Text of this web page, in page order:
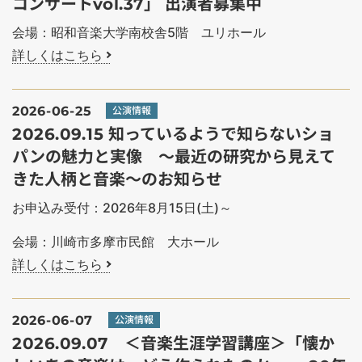
会場：昭和音楽大学南校舎5階 ユリホール
詳しくはこちら
2026-06-25 公演情報
2026.09.15 知っているようで知らないショ
パンの魅力と実像 ～最近の研究から見えて
きた人柄と音楽～のお知らせ
お申込み受付：2026年8月15日(土)～
会場：川崎市多摩市民館 大ホール
詳しくはこちら
2026-06-07 公演情報
2026.09.07 ＜音楽生涯学習講座＞「懐か